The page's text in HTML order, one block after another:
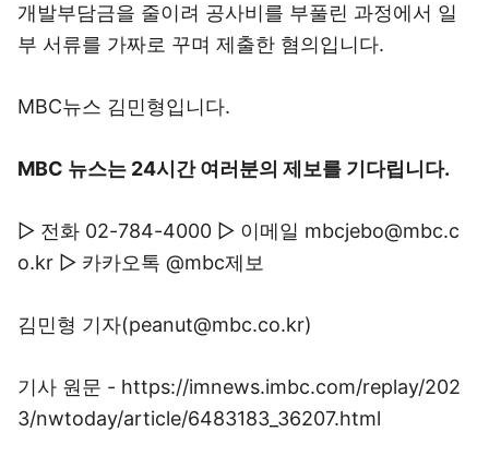
개발부담금을 줄이려 공사비를 부풀린 과정에서 일
부 서류를 가짜로 꾸며 제출한 혐의입니다.
MBC뉴스 김민형입니다.
MBC 뉴스는 24시간 여러분의 제보를 기다립니다.
▷ 전화 02-784-4000 ▷ 이메일 mbcjebo@mbc.c
o.kr ▷ 카카오톡 @mbc제보
김민형 기자(peanut@mbc.co.kr)
기사 원문 - https://imnews.imbc.com/replay/202
3/nwtoday/article/6483183_36207.html